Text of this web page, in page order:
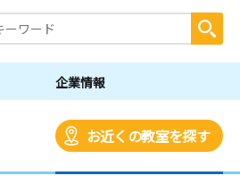
企業情報
お近くの教室を探す